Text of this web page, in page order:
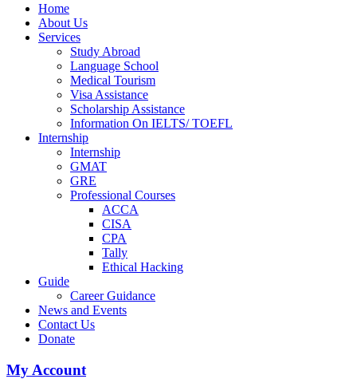
Home
About Us
Services
Study Abroad
Language School
Medical Tourism
Visa Assistance
Scholarship Assistance
Information On IELTS/ TOEFL
Internship
Internship
GMAT
GRE
Professional Courses
ACCA
CISA
CPA
Tally
Ethical Hacking
Guide
Career Guidance
News and Events
Contact Us
Donate
My Account